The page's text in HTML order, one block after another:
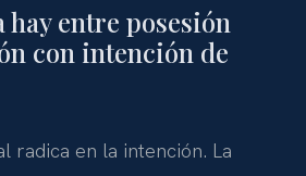
entre posesión
con intención de
radica en la intención. La